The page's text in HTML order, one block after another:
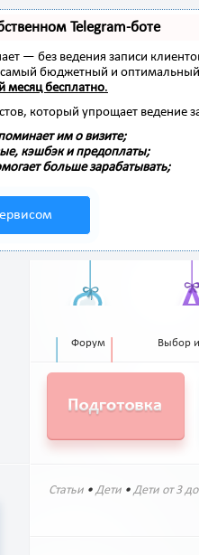
Telegram-боте
— без ведения записи
бюджетный и
месяц бесплатно.
который упрощает ведение
им о визите;
кэшбэк и предоплаты;
больше зарабатывать;
Форум Выбор
Статьи • Дети • Дети от 3